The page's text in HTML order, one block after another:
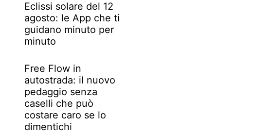
Eclissi solare del 12
agosto: le App che ti
guidano minuto per
minuto
Free Flow in
autostrada: il nuovo
pedaggio senza
caselli che può
costare caro se lo
dimentichi